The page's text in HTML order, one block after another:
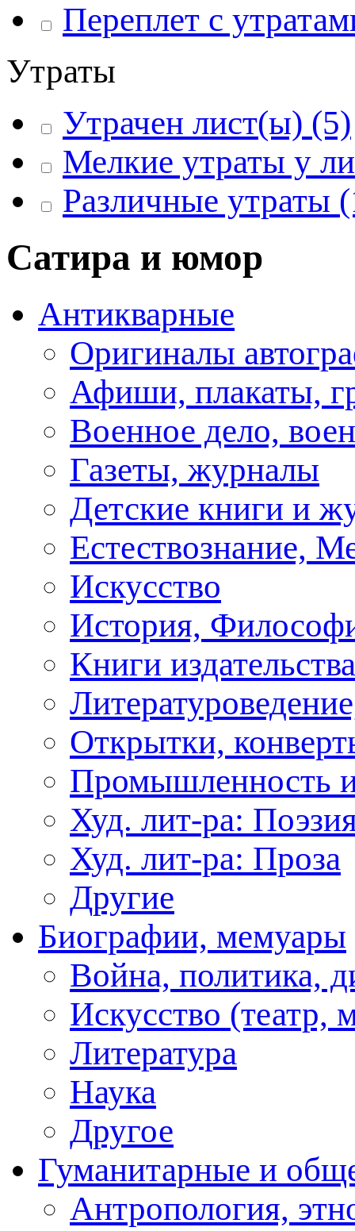
Переплет с
Утраты
Утрачен лист(ы) (5)
Мелкие утраты у
Различные утраты
Сатира и юмор
Антикварные
Оригиналы
Афиши, плакаты,
Военное дело,
Газеты, журналы
Детские книги и
Естествознание,
Искусство
История,
Книги
Открытки,
Промышленность
Худ. лит-ра:
Худ. лит-ра: Проза
Другие
Биографии, мемуары
Война, политика,
Искусство (театр,
Литература
Наука
Другое
Гуманитарные и
Антропология,